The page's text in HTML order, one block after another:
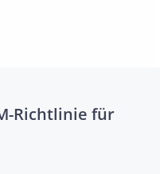
Richtlinie für